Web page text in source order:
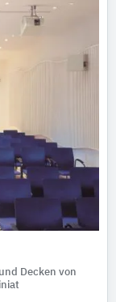
Decken von